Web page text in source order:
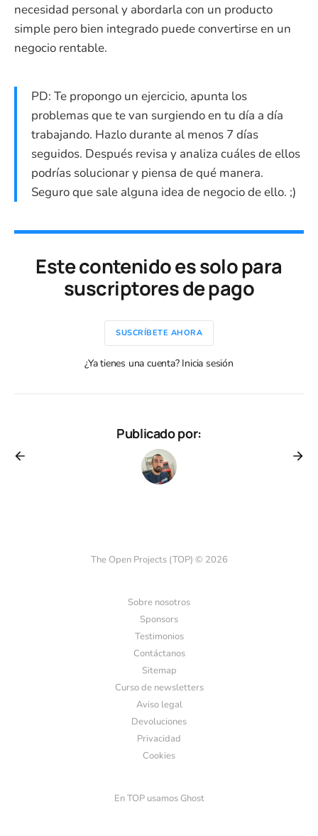
necesidad personal y abordarla con un producto
simple pero bien integrado puede convertirse en un
negocio rentable.
PD: Te propongo un ejercicio, apunta los
problemas que te van surgiendo en tu día a día
trabajando. Hazlo durante al menos 7 días
seguidos. Después revisa y analiza cuáles de ellos
podrías solucionar y piensa de qué manera.
Seguro que sale alguna idea de negocio de ello. ;)
Este contenido es solo para
suscriptores de pago
SUSCRÍBETE AHORA
¿Ya tienes una cuenta? Inicia sesión
Publicado por:
The Open Projects (TOP) © 2026
Sobre nosotros
Sponsors
Testimonios
Contáctanos
Sitemap
Curso de newsletters
Aviso legal
Devoluciones
Privacidad
Cookies
En TOP usamos Ghost